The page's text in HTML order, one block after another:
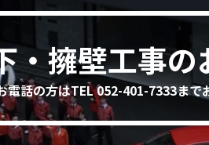
・擁壁工事
電話の方はTEL 052-401-7333まで